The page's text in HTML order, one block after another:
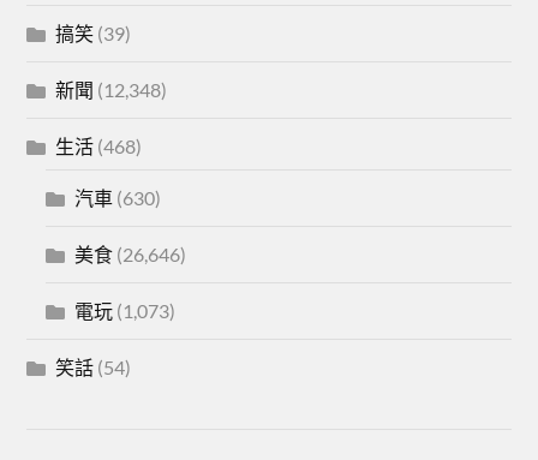
搞笑 (39)
新聞 (12,348)
生活 (468)
汽車 (630)
美食 (26,646)
電玩 (1,073)
笑話 (54)